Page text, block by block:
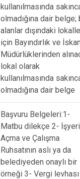
kullanılmasında
olmadığına dair belge;
alanlar dışındaki
için Bayındırlık ve
Müdürlüklerinden
lokal olarak
kullanılmasında
olmadığına dair belge
Başvuru Belgeleri:1-
Matbu dilekçe 2- İşyeri
Açma ve Çalışma
Ruhsatının aslı ya da
belediyeden onaylı bir
örneği 3- Vergi levhası